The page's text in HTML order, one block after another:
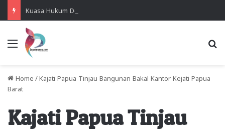
Menu
Home / Kajati Papua Tinjau Bangunan Bakal Kantor Kejati Papua
Barat
Kajati Papua Tinjau